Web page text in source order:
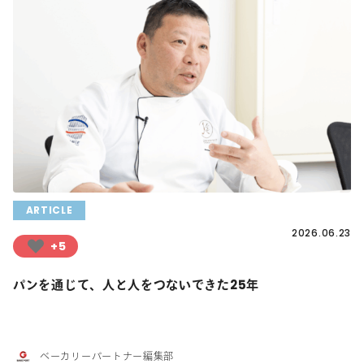
ARTICLE
+5
2026.06.23
パンを通じて、人と人をつないできた25年
ベーカリーパートナー編集部